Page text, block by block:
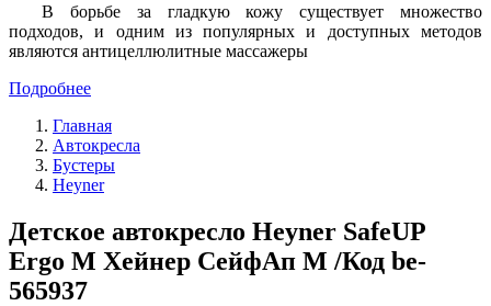
В борьбе за гладкую кожу существует множество
подходов, и одним из популярных и доступных методов
являются антицеллюлитные массажеры
Подробнее
Главная
Автокресла
Бустеры
Heyner
Детское автокресло Heyner SafeUP
Ergo M Хейнер СейфАп М /Код be-
565937